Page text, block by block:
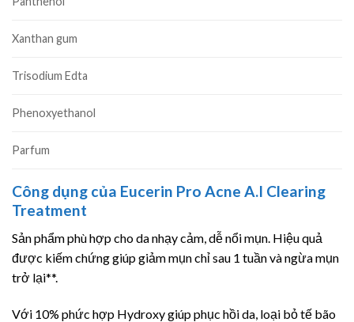
Xanthan gum
Trisodium Edta
Phenoxyethanol
Parfum
Công dụng của Eucerin Pro Acne A.I Clearing
Treatment
Sản phẩm phù hợp cho da nhạy cảm, dễ nổi mụn. Hiệu quả
được kiếm chứng giúp giảm mụn chỉ sau 1 tuần và ngừa mụn
trở lại**.
Với 10% phức hợp Hydroxy giúp phục hồi da, loại bỏ tế bão